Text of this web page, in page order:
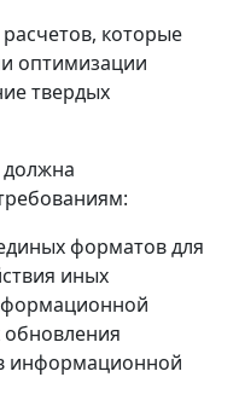
которые
оптимизации
твердых
форматов для
иных
обновления
информационной